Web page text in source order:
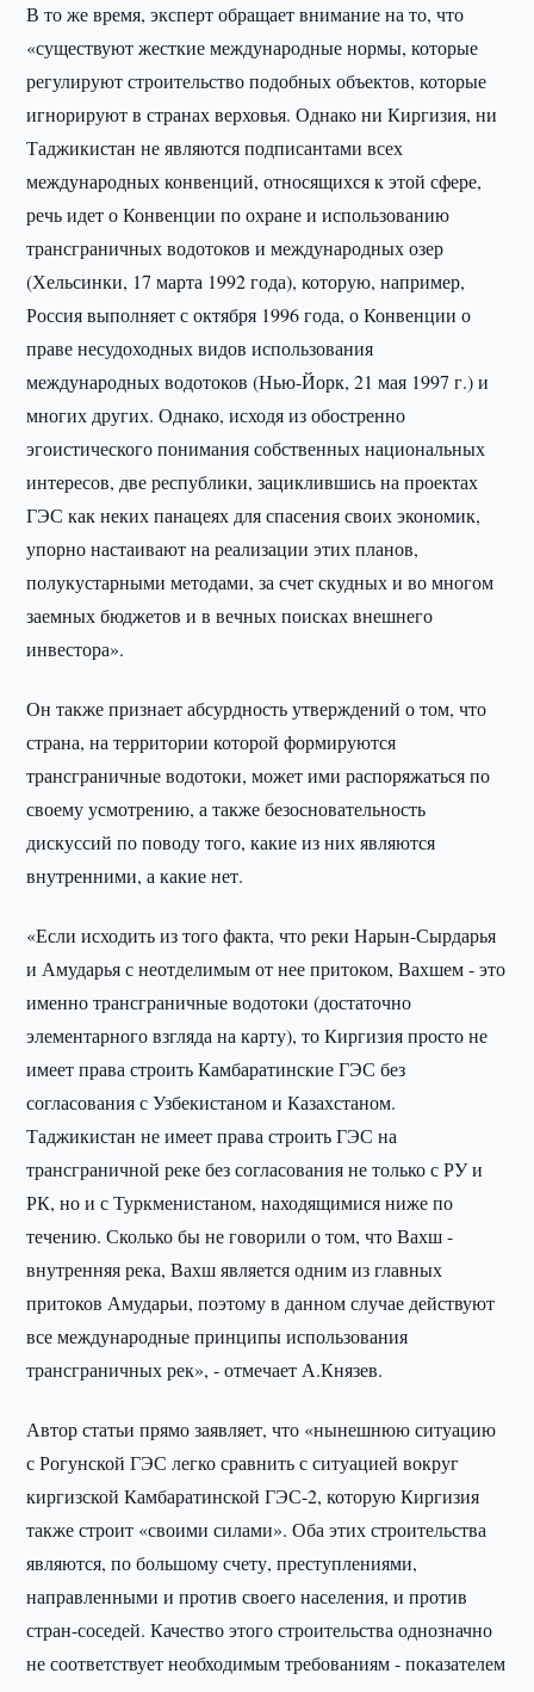
В то же время, эксперт обращает внимание на то, что
«существуют жесткие международные нормы, которые
регулируют строительство подобных объектов, которые
игнорируют в странах верховья. Однако ни Киргизия, ни
Таджикистан не являются подписантами всех
международных конвенций, относящихся к этой сфере,
речь идет о Конвенции по охране и использованию
трансграничных водотоков и международных озер
(Хельсинки, 17 марта 1992 года), которую, например,
Россия выполняет с октября 1996 года, о Конвенции о
праве несудоходных видов использования
международных водотоков (Нью-Йорк, 21 мая 1997 г.) и
многих других. Однако, исходя из обостренно
эгоистического понимания собственных национальных
интересов, две республики, зациклившись на проектах
ГЭС как неких панацеях для спасения своих экономик,
упорно настаивают на реализации этих планов,
полукустарными методами, за счет скудных и во многом
заемных бюджетов и в вечных поисках внешнего
инвестора».
Он также признает абсурдность утверждений о том, что
страна, на территории которой формируются
трансграничные водотоки, может ими распоряжаться по
своему усмотрению, а также безосновательность
дискуссий по поводу того, какие из них являются
внутренними, а какие нет.
«Если исходить из того факта, что реки Нарын-Сырдарья
и Амударья с неотделимым от нее притоком, Вахшем - это
именно трансграничные водотоки (достаточно
элементарного взгляда на карту), то Киргизия просто не
имеет права строить Камбаратинские ГЭС без
согласования с Узбекистаном и Казахстаном.
Таджикистан не имеет права строить ГЭС на
трансграничной реке без согласования не только с РУ и
РК, но и с Туркменистаном, находящимися ниже по
течению. Сколько бы не говорили о том, что Вахш -
внутренняя река, Вахш является одним из главных
притоков Амударьи, поэтому в данном случае действуют
все международные принципы использования
трансграничных рек», - отмечает А.Князев.
Автор статьи прямо заявляет, что «нынешнюю ситуацию
с Рогунской ГЭС легко сравнить с ситуацией вокруг
киргизской Камбаратинской ГЭС-2, которую Киргизия
также строит «своими силами». Оба этих строительства
являются, по большому счету, преступлениями,
направленными и против своего населения, и против
стран-соседей. Качество этого строительства однозначно
не соответствует необходимым требованиям - показателем